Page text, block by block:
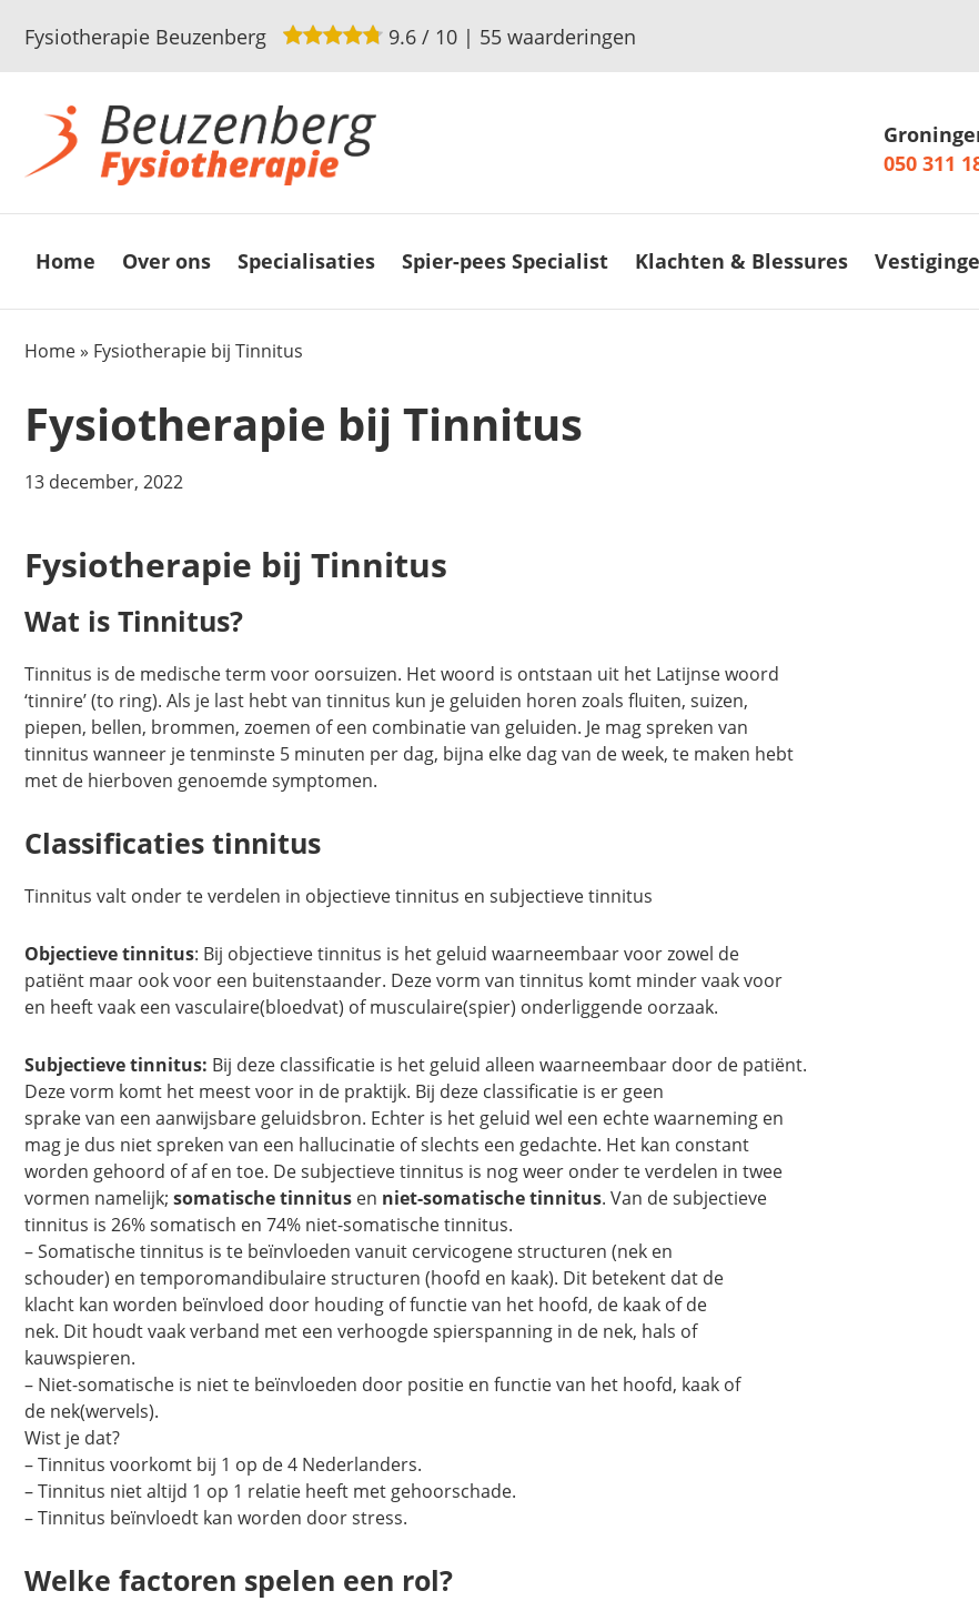
Fysiotherapie Beuzenberg 9.6 / 10 | 55 waarderingen
050 311
Home Over ons Specialisaties Spier-pees Specialist Klachten & Blessures
Home» Fysiotherapie bij Tinnitus
Fysiotherapie bij Tinnitus
13 december, 2022
Fysiotherapie bij Tinnitus
Wat is Tinnitus?
Tinnitus is de medische term voor oorsuizen. Het woord is ontstaan uit het Latijnse woord
‘tinnire’ (to ring). Als je last hebt van tinnitus kun je geluiden horen zoals fluiten, suizen,
piepen, bellen, brommen, zoemen of een combinatie van geluiden. Je mag spreken van
tinnitus wanneer je tenminste 5 minuten per dag, bijna elke dag van de week, te maken hebt
met de hierboven genoemde symptomen.
Classificaties tinnitus
Tinnitus valt onder te verdelen in objectieve tinnitus en subjectieve tinnitus
Objectieve tinnitus: Bij objectieve tinnitus is het geluid waarneembaar voor zowel de
patiënt maar ook voor een buitenstaander. Deze vorm van tinnitus komt minder vaak voor
en heeft vaak een vasculaire(bloedvat) of musculaire(spier) onderliggende oorzaak.
Subjectieve tinnitus: Bij deze classificatie is het geluid alleen waarneembaar door de patiënt.
Deze vorm komt het meest voor in de praktijk. Bij deze classificatie is er geen
sprake van een aanwijsbare geluidsbron. Echter is het geluid wel een echte waarneming en
mag je dus niet spreken van een hallucinatie of slechts een gedachte. Het kan constant
worden gehoord of af en toe. De subjectieve tinnitus is nog weer onder te verdelen in twee
vormen namelijk; somatische tinnitus en niet-somatische tinnitus. Van de subjectieve
tinnitus is 26% somatisch en 74% niet-somatische tinnitus.
– Somatische tinnitus is te beïnvloeden vanuit cervicogene structuren (nek en
schouder) en temporomandibulaire structuren (hoofd en kaak). Dit betekent dat de
klacht kan worden beïnvloed door houding of functie van het hoofd, de kaak of de
nek. Dit houdt vaak verband met een verhoogde spierspanning in de nek, hals of
kauwspieren.
– Niet-somatische is niet te beïnvloeden door positie en functie van het hoofd, kaak of
de nek(wervels).
Wist je dat?
– Tinnitus voorkomt bij 1 op de 4 Nederlanders.
– Tinnitus niet altijd 1 op 1 relatie heeft met gehoorschade.
– Tinnitus beïnvloedt kan worden door stress.
Welke factoren spelen een rol?